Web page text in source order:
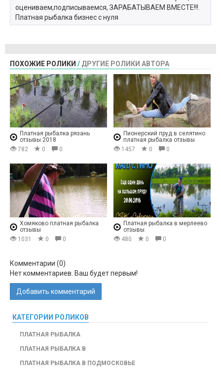
оцениваем,подписываемся, ЗАРАБАТЫВАЕМ ВМЕСТЕ!!!.
Платная рыбалка бизнес с нуля
ПОХОЖИЕ РОЛИКИ / ДРУГИЕ РОЛИКИ АВТОРА
Платная рыбалка рязань
отзывы 2018
782
0 0
Пионерский пруд в селятино
платная рыбалка отзывы
1457
0 0
Хомяково платная рыбалка
отзывы
1031
0 0
Платная рыбалка в мерлеево
отзывы
480
0 0
Комментарии (0)
Нет комментариев. Ваш будет первым!
Добавить комментарий
КАТЕГОРИИ РОЛИКОВ
ПЛАТНАЯ РЫБАЛКА
ПЛАТНАЯ РЫБАЛКА В
ПЛАТНАЯ РЫБАЛКА В ПОДМОСКОВЬЕ